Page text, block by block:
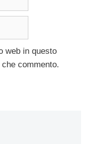
web in questo
commento.